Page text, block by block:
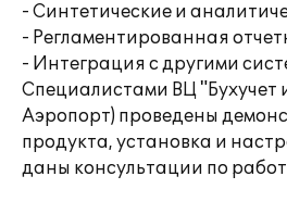
- Синтетические и
- Регламентированная
- Интеграция с другими
Специалистами ВЦ "Бухучет
Аэропорт) проведены
продукта, установка и
даны консультации по